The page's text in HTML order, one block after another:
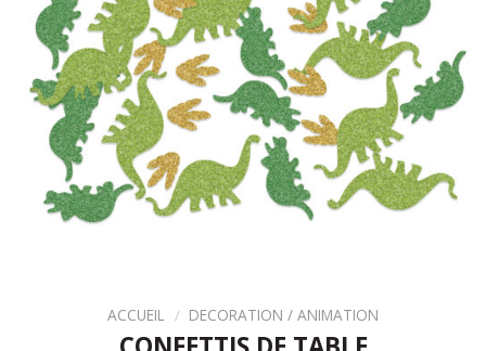
ACCUEIL / DECORATION / ANIMATION